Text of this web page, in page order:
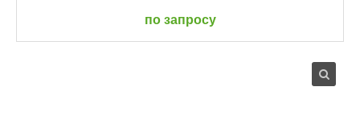
по запросу